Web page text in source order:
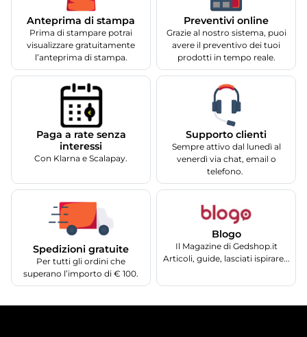
Anteprima di stampa
Prima di stampare potrai
visualizzare gratuitamente
l’anteprima di stampa.
Preventivi online
Grazie al nostro sistema, puoi
avere il preventivo dei tuoi
prodotti in tempo reale.
Paga a rate senza
interessi
Con Klarna e Scalapay.
Supporto clienti
Sempre attivo dal lunedì al
venerdì via chat, email o
telefono.
Spedizioni gratuite
Per tutti gli ordini che
superano l’importo di € 100.
Blogo
Il Magazine di Gedshop.it
Articoli, guide, lasciati ispirare...